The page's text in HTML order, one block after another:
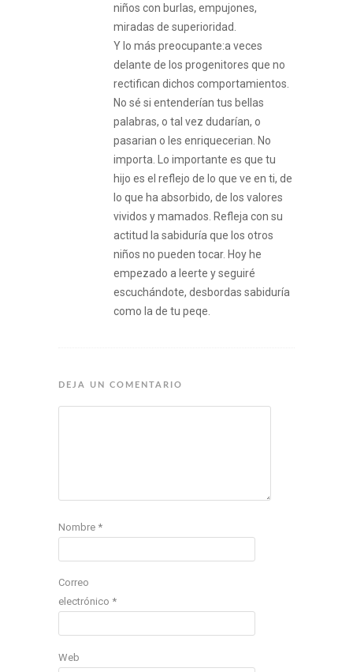
niños con burlas, empujones,
miradas de superioridad.
Y lo más preocupante:a veces
delante de los progenitores que no
rectifican dichos comportamientos.
No sé si entenderían tus bellas
palabras, o tal vez dudarían, o
pasarian o les enriquecerian. No
importa. Lo importante es que tu
hijo es el reflejo de lo que ve en ti, de
lo que ha absorbido, de los valores
vividos y mamados. Refleja con su
actitud la sabiduría que los otros
niños no pueden tocar. Hoy he
empezado a leerte y seguiré
escuchándote, desbordas sabiduría
como la de tu peqe.
DEJA UN COMENTARIO
Nombre *
Correo
electrónico *
Web